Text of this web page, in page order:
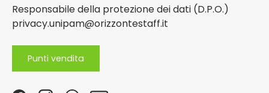
Responsabile della protezione dei dati (D.P.O.)
privacy.unipam@orizzontestaff.it
Punti vendita